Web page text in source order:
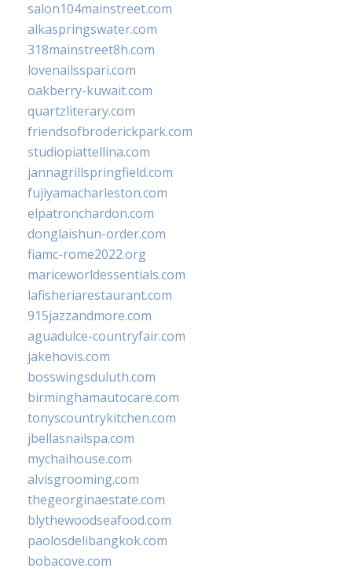
salon104mainstreet.com
alkaspringswater.com
318mainstreet8h.com
lovenailsspari.com
oakberry-kuwait.com
quartzliterary.com
friendsofbroderickpark.com
studiopiattellina.com
jannagrillspringfield.com
fujiyamacharleston.com
elpatronchardon.com
donglaishun-order.com
fiamc-rome2022.org
mariceworldessentials.com
lafisheriarestaurant.com
915jazzandmore.com
aguadulce-countryfair.com
jakehovis.com
bosswingsduluth.com
birminghamautocare.com
tonyscountrykitchen.com
jbellasnailspa.com
mychaihouse.com
alvisgrooming.com
thegeorginaestate.com
blythewoodseafood.com
paolosdelibangkok.com
bobacove.com